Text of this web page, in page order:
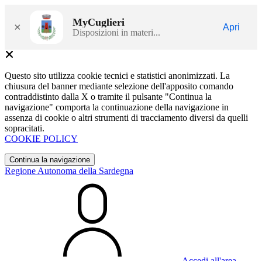
× MyCuglieri
Disposizioni in materi...
Apri
Questo sito utilizza cookie tecnici e statistici anonimizzati. La
chiusura del banner mediante selezione dell'apposito comando
contraddistinto dalla X o tramite il pulsante "Continua la
navigazione" comporta la continuazione della navigazione in
assenza di cookie o altri strumenti di tracciamento diversi da quelli
sopracitati.
COOKIE POLICY
Continua la navigazione
Regione Autonoma della Sardegna